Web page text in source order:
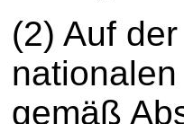
(2) Auf
gemäß